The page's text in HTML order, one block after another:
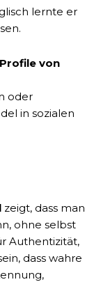
lernte er
von
oder
in sozialen
zeigt, dass man
ohne selbst
Authentizität,
dass wahre